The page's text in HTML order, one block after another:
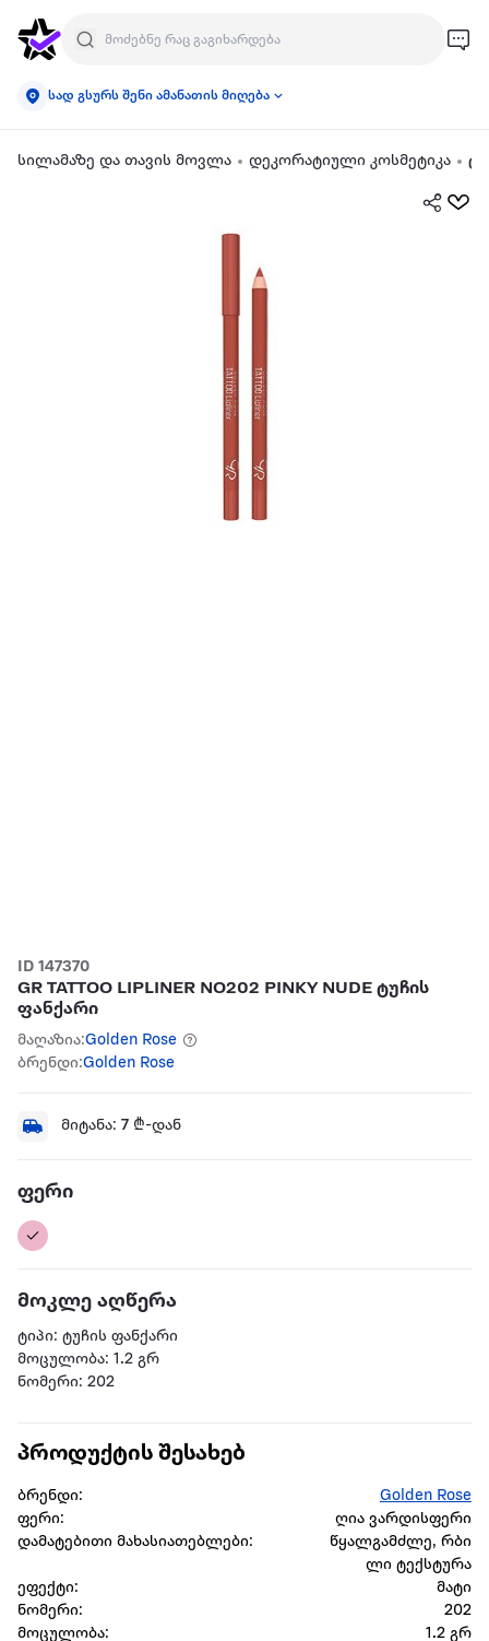
სად გსურს შენი ამანათის მიღება
სილამაზე და თავის მოვლა დეკორატიული კოსმეტიკა
ID 147370
GR TATTOO LIPLINER NO202 PINKY NUDE ტუჩის
ფანქარი
მაღაზია:Golden Rose
ბრენდი:Golden Rose
მიტანა: 7 ₾-დან
ფერი
მოკლე აღწერა
ტიპი: ტუჩის ფანქარი
მოცულობა: 1.2 გრ
ნომერი: 202
პროდუქტის შესახებ
ბრენდი:
Golden Rose
ფერი:
ღია ვარდისფერი
დამატებითი მახასიათებლები:
წყალგამძლე, რბი
ლი ტექსტურა
ეფექტი:
მატი
ნომერი:
202
მოცულობა:
1.2 გრ